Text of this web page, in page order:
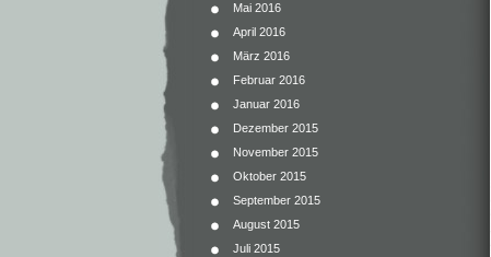
Mai 2016
April 2016
März 2016
Februar 2016
Januar 2016
Dezember 2015
November 2015
Oktober 2015
September 2015
August 2015
Juli 2015